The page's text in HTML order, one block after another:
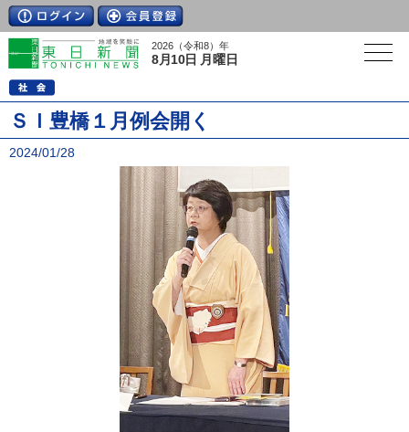
2026（令和8）年
8月10日 月曜日
ＳＩ豊橋１月例会開く
2024/01/28